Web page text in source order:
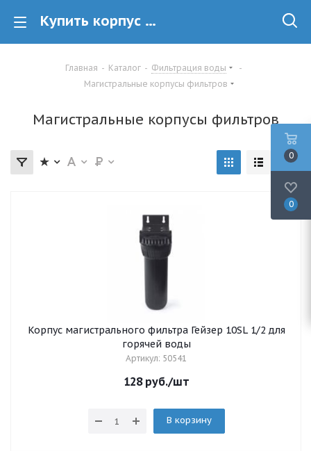
Купить корпус магистрального фильтра в Минске по хорошей цене
Главная - Каталог - Фильтрация воды
-
Магистральные корпусы фильтров
Магистральные корпусы фильтров
Корпус магистрального фильтра Гейзер 10SL 1/2 для
горячей воды
Артикул: 50541
128руб./шт
В корзину
0
0